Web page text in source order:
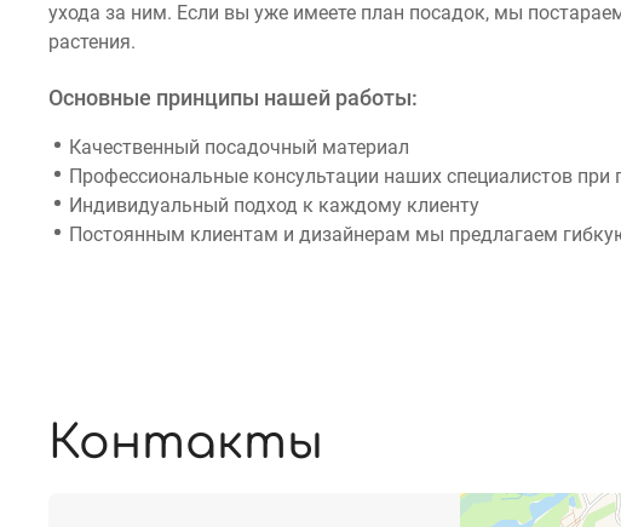
ухода за ним. Если вы уже имеете план посадок, мы
растения.
Основные принципы нашей работы:
Качественный посадочный материал
Профессиональные консультации наших специалистов при
Индивидуальный подход к каждому клиенту
Постоянным клиентам и дизайнерам мы предлагаем
Контакты